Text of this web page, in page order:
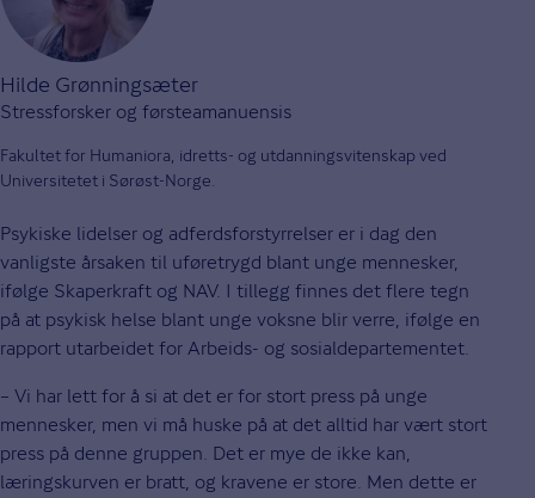
Hilde Grønningsæter
Stressforsker og førsteamanuensis
Fakultet for Humaniora, idretts- og utdanningsvitenskap ved
Universitetet i Sørøst-Norge.
Psykiske lidelser og adferdsforstyrrelser er i dag den
vanligste årsaken til uføretrygd blant unge mennesker,
ifølge Skaperkraft og NAV. I tillegg finnes det flere tegn
på at psykisk helse blant unge voksne blir verre, ifølge en
rapport utarbeidet for Arbeids- og sosialdepartementet.
– Vi har lett for å si at det er for stort press på unge
mennesker, men vi må huske på at det alltid har vært stort
press på denne gruppen. Det er mye de ikke kan,
læringskurven er bratt, og kravene er store. Men dette er